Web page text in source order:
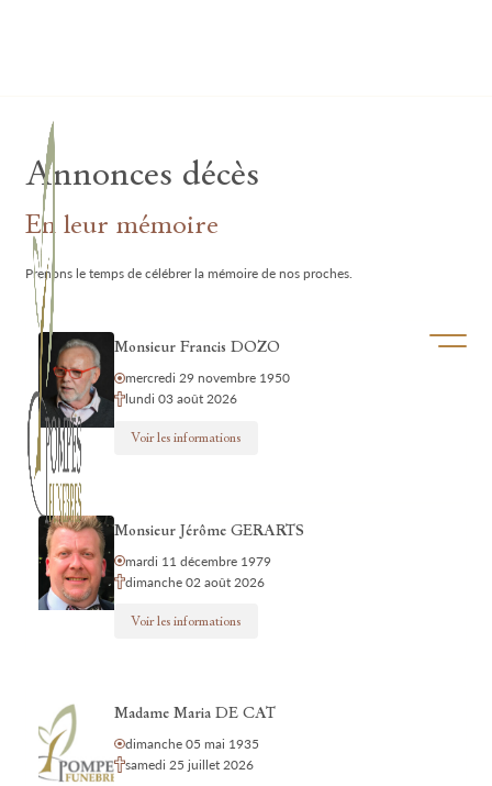
Ouvrir/
Annonces décès
En leur mémoire
Prenons le temps de célébrer la mémoire de nos proches.
Monsieur Francis DOZO
mercredi 29 novembre 1950
lundi 03 août 2026
Voir les informations
Monsieur Jérôme GERARTS
mardi 11 décembre 1979
dimanche 02 août 2026
Voir les informations
Madame Maria DE CAT
dimanche 05 mai 1935
samedi 25 juillet 2026